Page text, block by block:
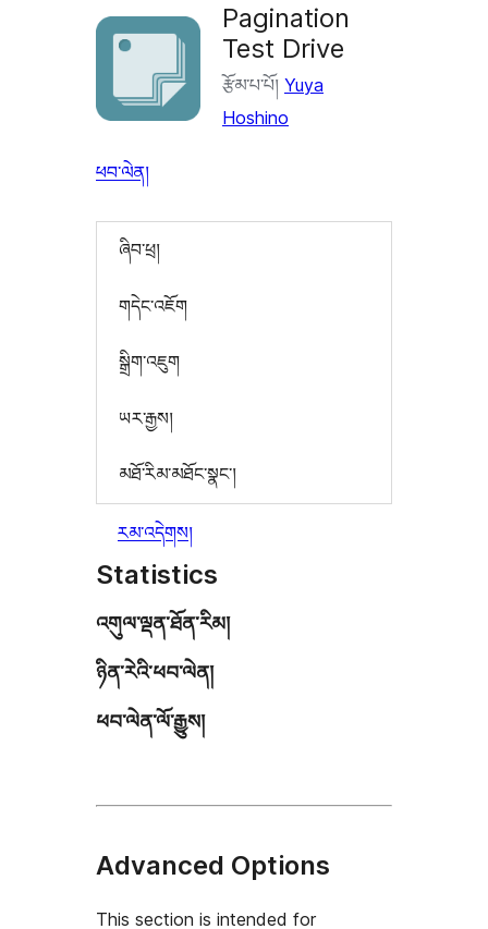
Pagination
Test Drive
རྩོམ་པ་པོ། Yuya
Hoshino
ཕབ་ལེན།
ཞིབ་ཕྲ།
གདེང་འཇོག
སྒྲིག་འཇུག
ཡར་རྒྱས།
མཐོ་རིམ་མཐོང་སྣང་།
རམ་འདེགས།
Statistics
འགུལ་ལྡན་ཐོན་རིམ།
ཉིན་རེའི་ཕབ་ལེན།
ཕབ་ལེན་ལོ་རྒྱུས།
Advanced Options
This section is intended for